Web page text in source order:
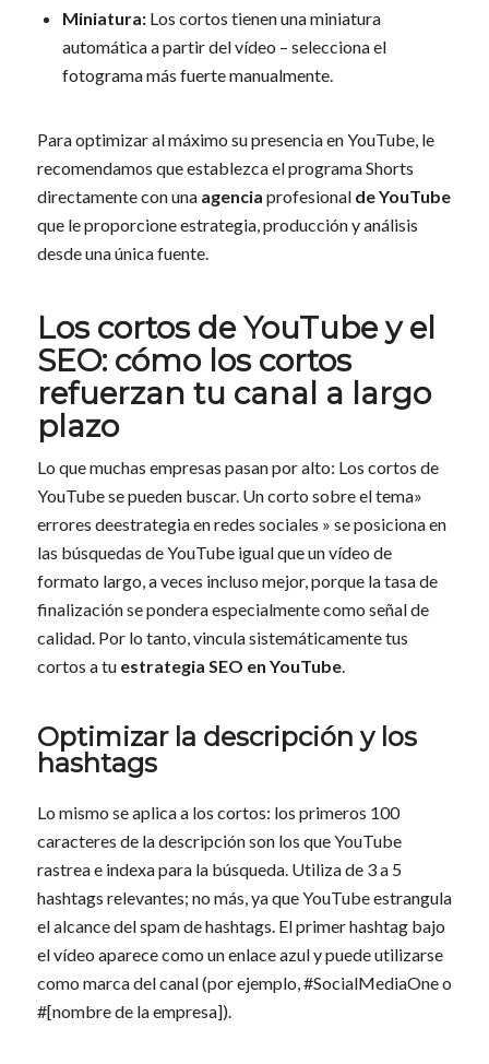
Miniatura:Los cortos tienen una miniatura
automática a partir del vídeo – selecciona el
fotograma más fuerte manualmente.
Para optimizar al máximo su presencia en YouTube, le
recomendamos que establezca el programa Shorts
directamente con una agencia profesional de YouTube
que le proporcione estrategia, producción y análisis
desde una única fuente.
Los cortos de YouTube y el
SEO: cómo los cortos
refuerzan tu canal a largo
plazo
Lo que muchas empresas pasan por alto: Los cortos de
YouTube se pueden buscar. Un corto sobre el tema»
errores deestrategia en redes sociales » se posiciona en
las búsquedas de YouTube igual que un vídeo de
formato largo, a veces incluso mejor, porque la tasa de
finalización se pondera especialmente como señal de
calidad. Por lo tanto, vincula sistemáticamente tus
cortos a tu estrategia SEO en YouTube.
Optimizar la descripción y los
hashtags
Lo mismo se aplica a los cortos: los primeros 100
caracteres de la descripción son los que YouTube
rastrea e indexa para la búsqueda. Utiliza de 3 a 5
hashtags relevantes; no más, ya que YouTube estrangula
el alcance del spam de hashtags. El primer hashtag bajo
el vídeo aparece como un enlace azul y puede utilizarse
como marca del canal (por ejemplo, #SocialMediaOne o
#[nombre de la empresa]).